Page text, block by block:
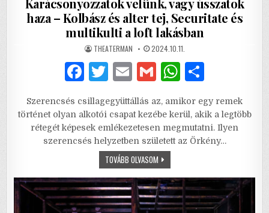
Karácsonyozzatok velünk, vagy ússzatok
haza – Kolbász és alter tej, Securitate és
multikulti a loft lakásban
AUTHOR:
THEATERMAN PUBLISHED
DATE:
2024.10.11.
F
c
e
b
o
k
T
it
te
r
E
ai
l
G
ai
l
W
at
s
A
p
ar
e
Szerencsés csillagegyüttállás az, amikor egy remek
történet olyan alkotói csapat kezébe kerül, akik a legtöbb
rétegét képesek emlékezetesen megmutatni. Ilyen
szerencsés helyzetben született az Örkény…
TOVÁBB OLVASOMKARÁCSONYOZZATOK
VELÜNK,
VAGY
ÚSSZATOK
HAZA
–
KOLBÁSZ